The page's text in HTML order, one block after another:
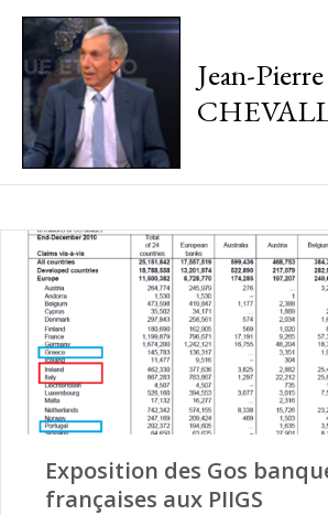
Jean-Pierre
Exposition des Gos
françaises aux PIIGS